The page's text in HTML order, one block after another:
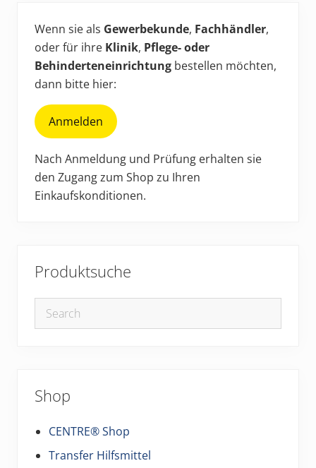
werden
Sidebar
Wenn sie als Gewerbekunde, Fachhändler,
oder für ihre Klinik, Pflege- oder
Behinderteneinrichtung bestellen möchten,
dann bitte hier:
Anmelden
Nach Anmeldung und Prüfung erhalten sie
den Zugang zum Shop zu Ihren
Einkaufskonditionen.
Produktsuche
Shop
CENTRE® Shop
Transfer Hilfsmittel